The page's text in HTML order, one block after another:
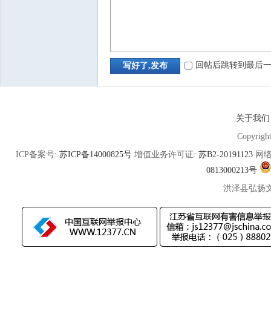
写好了,发布 回帖后跳转到最后
关于我们
ICP备案号: 苏ICP备14000825号 增值业务许可证: 苏B2-20191123 网
0813000213号
洪泽县弘扬